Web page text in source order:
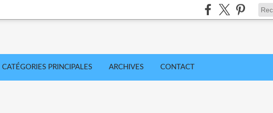
CATÉGORIES PRINCIPALES ARCHIVES CONTACT